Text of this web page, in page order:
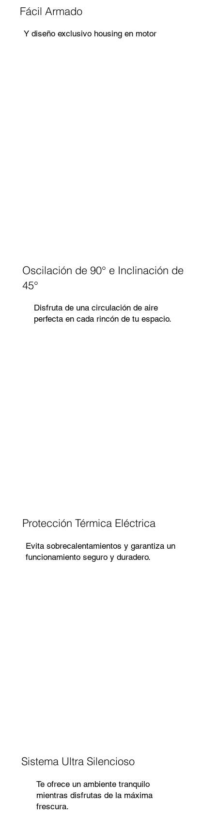
Fácil Armado
Y diseño exclusivo housing en motor
Oscilación de 90° e Inclinación de
45°
Disfruta de una circulación de aire
perfecta en cada rincón de tu espacio.
Protección Térmica Eléctrica
Evita sobrecalentamientos y garantiza un
funcionamiento seguro y duradero.
Sistema Ultra Silencioso
Te ofrece un ambiente tranquilo
mientras disfrutas de la máxima
frescura.